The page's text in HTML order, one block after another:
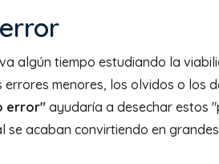
algún tiempo estudiando la
menores, los olvidos o los
error" ayudaría a desechar estos
se acaban convirtiendo en